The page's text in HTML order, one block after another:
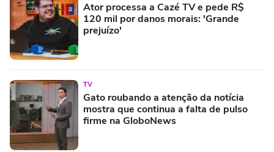
Ator processa a Cazé TV e pede R$
120 mil por danos morais: 'Grande
prejuízo'
TV
Gato roubando a atenção da notícia
mostra que continua a falta de pulso
firme na GloboNews